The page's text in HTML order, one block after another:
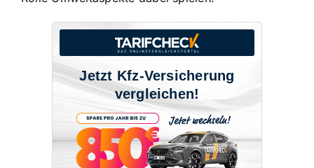
Jetzt Kfz-Versicherung
vergleichen!